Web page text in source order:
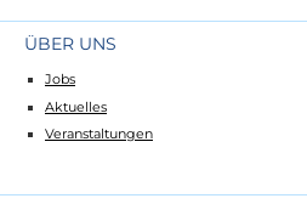
ÜBER UNS
Jobs
Aktuelles
Veranstaltungen